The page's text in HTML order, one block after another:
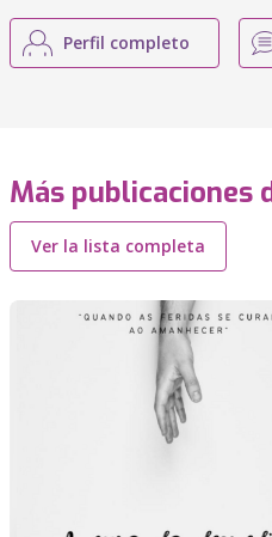
Perfil completo
Más publicaciones
Ver la lista completa